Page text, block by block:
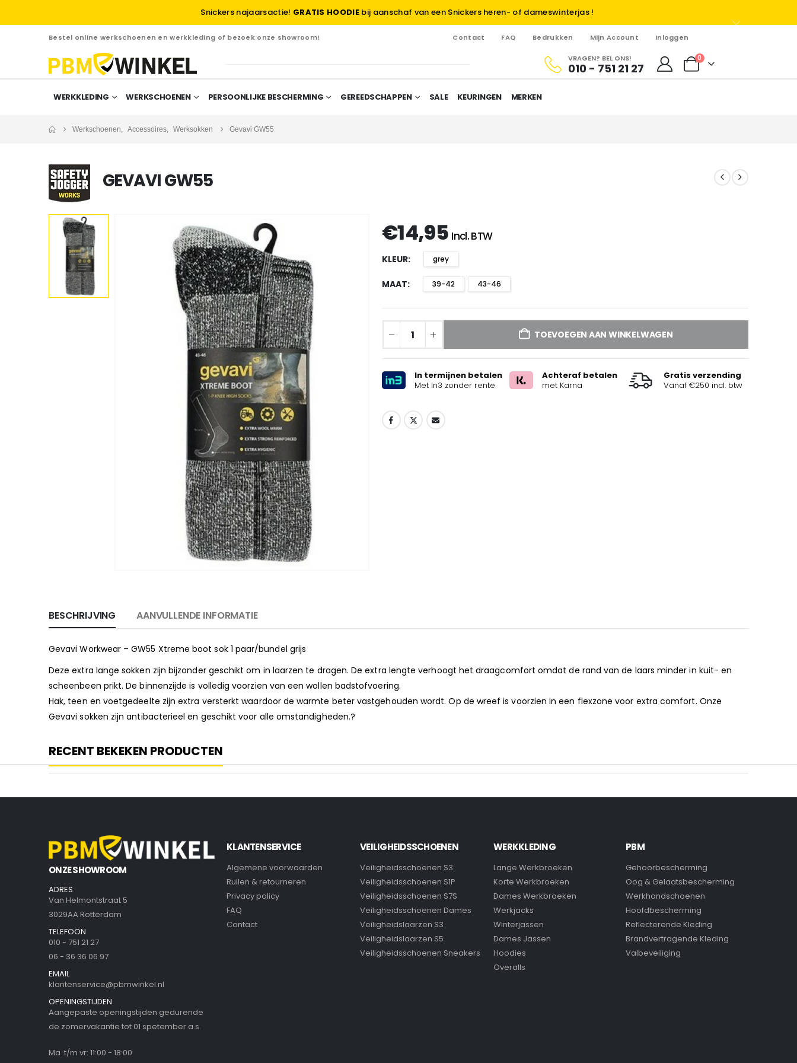
Snickers najaarsactie! GRATIS HOODIE bij aanschaf van een Snickers heren- of dameswinterjas !
Bestel online werkschoenen en werkkleding of bezoek onze showroom! Contact FAQ Bedrukken Mijn Account Inloggen
VRAGEN? BEL ONS!
010 - 751 21 27
0
WERKKLEDING WERKSCHOENEN PERSOONLIJKE BESCHERMING GEREEDSCHAPPEN SALE KEURINGEN MERKEN
Werkschoenen, Accessoires, Werksokken Gevavi GW55
GEVAVI GW55
€14,95 Incl. BTW
KLEUR grey
MAAT 39-42 43-46
TOEVOEGEN AAN WINKELWAGEN
In termijnen betalen
Met In3 zonder rente
Achteraf betalen
met Karna
Gratis verzending
Vanaf €250 incl. btw
BESCHRIJVING AANVULLENDE INFORMATIE
Gevavi Workwear – GW55 Xtreme boot sok 1 paar/bundel grijs
Deze extra lange sokken zijn bijzonder geschikt om in laarzen te dragen. De extra lengte verhoogt het draagcomfort omdat de rand van de laars minder in kuit- en
scheenbeen prikt. De binnenzijde is volledig voorzien van een wollen badstofvoering.
Hak, teen en voetgedeelte zijn extra versterkt waardoor de warmte beter vastgehouden wordt. Op de wreef is voorzien in een flexzone voor extra comfort. Onze
Gevavi sokken zijn antibacterieel en geschikt voor alle omstandigheden.?
RECENT BEKEKEN PRODUCTEN
ONZE SHOWROOM
ADRES
Van Helmontstraat 5
3029AA Rotterdam
TELEFOON
010 - 751 21 27
06 - 36 36 06 97
EMAIL
klantenservice@pbmwinkel.nl
OPENINGSTIJDEN
Aangepaste openingstijden gedurende
de zomervakantie tot 01 spetember a.s.
Ma. t/m vr: 11:00 - 18:00
KLANTENSERVICE
Algemene voorwaarden
Ruilen & retourneren
Privacy policy
FAQ
Contact
VEILIGHEIDSSCHOENEN
Veiligheidsschoenen S3
Veiligheidsschoenen S1P
Veiligheidsschoenen S7S
Veiligheidsschoenen Dames
Veiligheidslaarzen S3
Veiligheidslaarzen S5
Veiligheidsschoenen Sneakers
WERKKLEDING
Lange Werkbroeken
Korte Werkbroeken
Dames Werkbroeken
Werkjacks
Winterjassen
Dames Jassen
Hoodies
Overalls
PBM
Gehoorbescherming
Oog & Gelaatsbescherming
Werkhandschoenen
Hoofdbescherming
Reflecterende Kleding
Brandvertragende Kleding
Valbeveiliging